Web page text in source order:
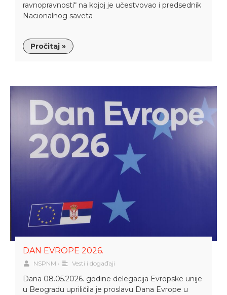
ravnopravnosti“ na kojoj je učestvovao i predsednik
Nacionalnog saveta
Pročitaj »
DAN EVROPE 2026.
NSPNM • Vesti i događaji
Dana 08.05.2026. godine delegacija Evropske unije
u Beogradu upriličila je proslavu Dana Evrope u